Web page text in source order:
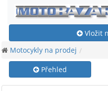
Vložit
Motocykly na prodej
Přehled